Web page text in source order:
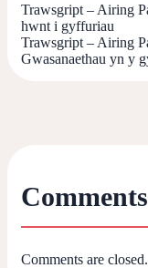
Trawsgript – Airing
hwnt i gyffuriau
Trawsgript – Airing
Gwasanaethau yn y
Comments
Comments are closed.